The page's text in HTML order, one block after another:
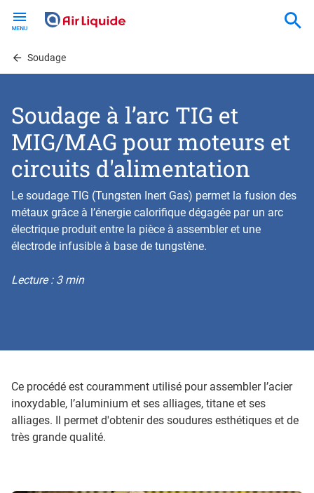
contentSoudage
Soudage à l’arc TIG et
MIG/MAG pour moteurs et
circuits d'alimentation
Le soudage TIG (Tungsten Inert Gas) permet la fusion des
métaux grâce à l’énergie calorifique dégagée par un arc
électrique produit entre la pièce à assembler et une
électrode infusible à base de tungstène.
Lecture : 3 min
Ce procédé est couramment utilisé pour assembler l’acier
inoxydable, l’aluminium et ses alliages, titane et ses
alliages. Il permet d'obtenir des soudures esthétiques et de
très grande qualité.